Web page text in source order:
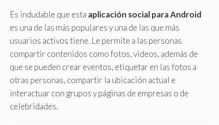
Es indudable que esta aplicación social para Android
es una de las más populares y una de las que más
usuarios activos tiene. Le permite a las personas
compartir contenidos como fotos, videos, además de
que se pueden crear eventos, etiquetar en las fotos a
otras personas, compartir la ubicación actual e
interactuar con grupos y páginas de empresas o de
celebridades.